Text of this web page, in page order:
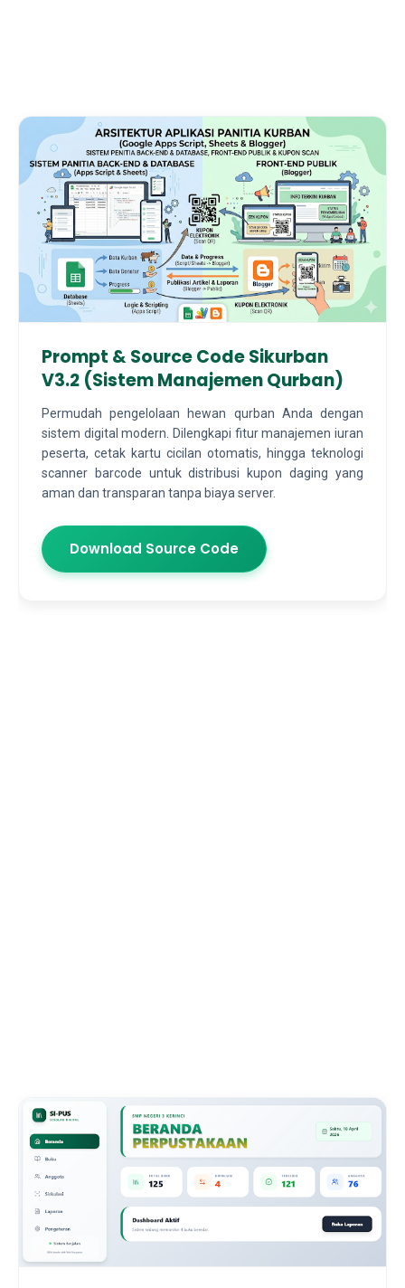
Prompt & Source Code Sikurban
V3.2 (Sistem Manajemen Qurban)
Permudah pengelolaan hewan qurban Anda dengan
sistem digital modern. Dilengkapi fitur manajemen iuran
peserta, cetak kartu cicilan otomatis, hingga teknologi
scanner barcode untuk distribusi kupon daging yang
aman dan transparan tanpa biaya server.
Download Source Code